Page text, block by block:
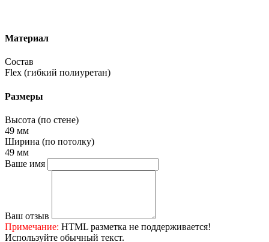
Материал
Состав
Flex (гибкий полиуретан)
Размеры
Высота (по стене)
49 мм
Ширина (по потолку)
49 мм
Ваше имя
Ваш отзыв
Примечание: HTML разметка не поддерживается!
Используйте обычный текст.